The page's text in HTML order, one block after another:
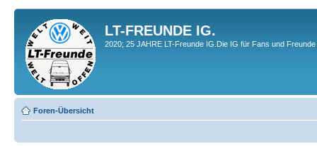
LT-FREUNDE IG.
2020; 25 JAHRE LT-Freunde IG.Die IG für Fans und
Foren-Übersicht